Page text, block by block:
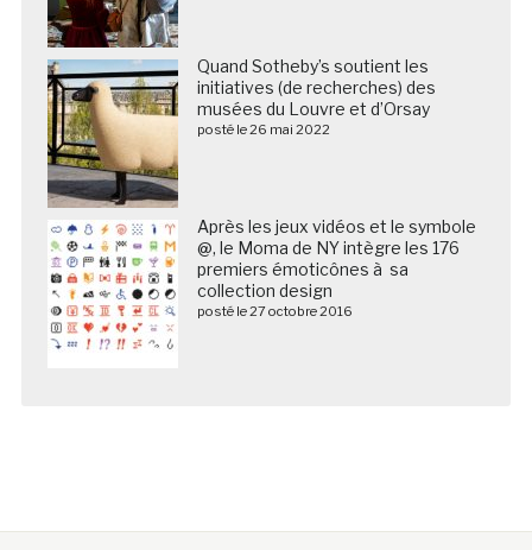
Quand Sotheby’s soutient les
initiatives (de recherches) des
musées du Louvre et d’Orsay
posté le 26 mai 2022
Après les jeux vidéos et le symbole
@, le Moma de NY intègre les 176
premiers émoticônes à sa
collection design
posté le 27 octobre 2016